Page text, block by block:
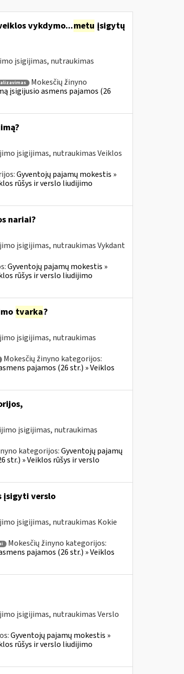
vykdymo...metu įsigytų
įsigijimas, nutraukimas
Mokesčių žinyno
įsigijusio asmens pajamos (26
įsigijimas, nutraukimas Veiklos
Gyventojų pajamų mokestis »
rūšys ir verslo liudijimo
nariai?
įsigijimas, nutraukimas Vykdant
Gyventojų pajamų mokestis »
rūšys ir verslo liudijimo
tvarka?
įsigijimas, nutraukimas
Mokesčių žinyno kategorijos:
pajamos (26 str.) » Veiklos
įsigijimas, nutraukimas
kategorijos:Gyventojų pajamų
str.) » Veiklos rūšys ir verslo
įsigyti verslo
įsigijimas, nutraukimas Kokie
Mokesčių žinyno kategorijos:
pajamos (26 str.) » Veiklos
įsigijimas, nutraukimas Verslo
Gyventojų pajamų mokestis »
rūšys ir verslo liudijimo